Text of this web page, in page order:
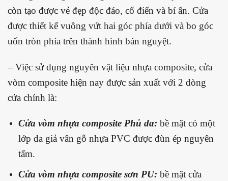
còn tạo được vẻ đẹp độc đáo, cổ điển và bí ẩn. Cửa
được thiết kế vuông vứt hai góc phía dưới và bo góc
uốn tròn phía trên thành hình bán nguyệt.
– Việc sử dụng nguyên vật liệu nhựa composite, cửa
vòm composite hiện nay được sản xuất với 2 dòng
cửa chính là:
Cửa vòm nhựa composite Phủ da: bề mặt có một
lớp da giả vân gỗ nhựa PVC được đùn ép nguyên
tấm.
Cửa vòm nhựa composite sơn PU: bề mặt cửa